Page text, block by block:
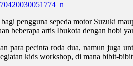
pengguna sepeda motor Suzuki
beberapa artis Ibukota dengan hobi
para pecinta roda dua, namun juga
kids workshop, di mana bibit-